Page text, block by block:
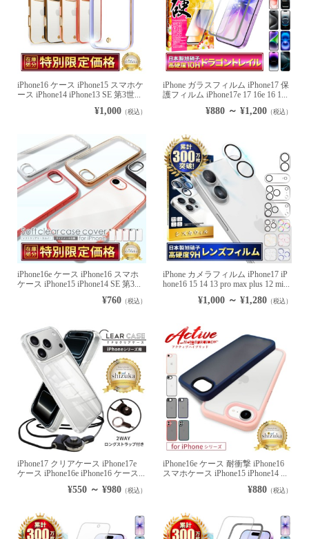
iPhone16 ケース iPhone15 スマホケ
ース iPhone14 iPhone13 SE 第3世...
¥1,000（税込）
iPhone ガラスフィルム iPhone17 保
護フィルム iPhone17e 17 16e 16 1...
¥880 ～ ¥1,200 （税込）
iPhone16e ケース iPhone16 スマホ
ケース iPhone15 iPhone14 SE 第3...
¥760（税込）
iPhone カメラフィルム iPhone17 iP
hone16 15 14 13 pro max plus 12 mi...
¥1,000 ～ ¥1,280 （税込）
iPhone17 クリアケース iPhone17e
ケース iPhone16e iPhone16 ケース...
¥550 ～ ¥980（税込）
iPhone16e ケース 耐衝撃 iPhone16
スマホケース iPhone15 iPhone14 ...
¥880 （税込）